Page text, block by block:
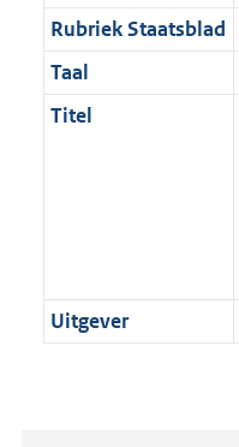
Rubriek Staatsblad
Taal
Titel
Uitgever